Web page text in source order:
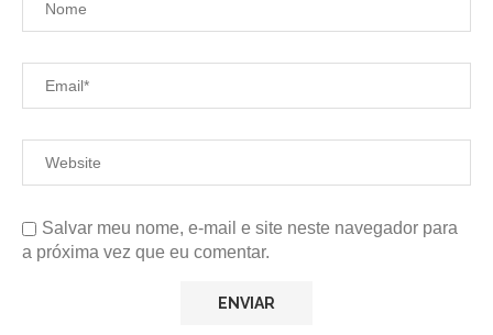
Salvar meu nome, e-mail e site neste navegador para
a próxima vez que eu comentar.